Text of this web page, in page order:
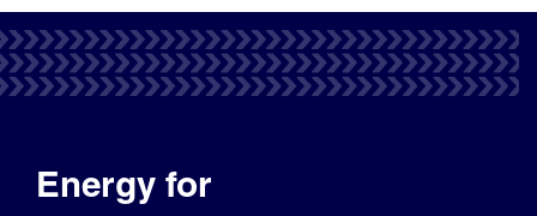
Energy for